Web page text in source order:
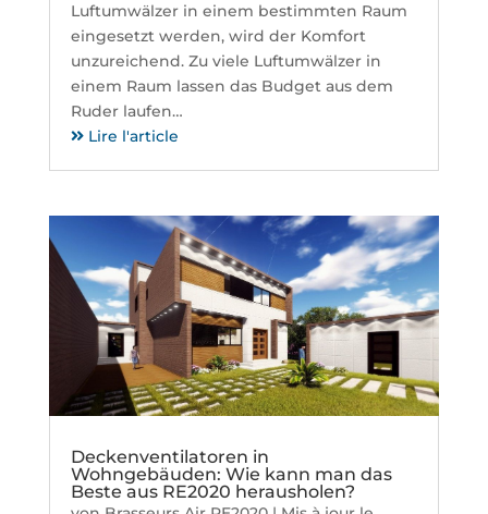
Luftumwälzer in einem bestimmten Raum
eingesetzt werden, wird der Komfort
unzureichend. Zu viele Luftumwälzer in
einem Raum lassen das Budget aus dem
Ruder laufen…
Lire l'article
Deckenventilatoren in
Wohngebäuden: Wie kann man das
Beste aus RE2020 herausholen?